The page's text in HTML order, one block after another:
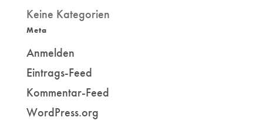
Keine Kategorien
Meta
Anmelden
Eintrags-Feed
Kommentar-Feed
WordPress.org